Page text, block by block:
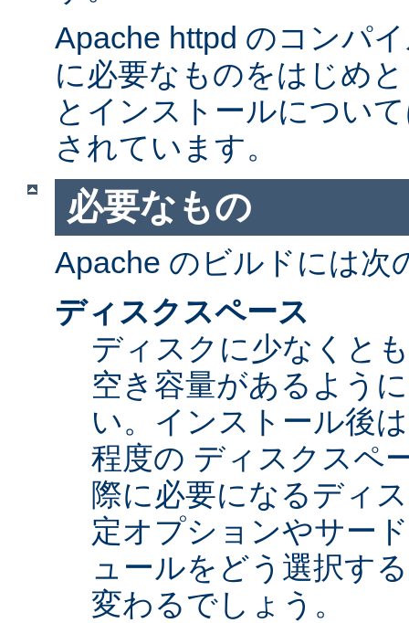
Apache httpd のコンパ
に必要なものをはじめ
とインストールについ
されています。
必要なもの
Apache のビルドには次
ディスクスペース
ディスクに少なくと
空き容量があるよう
い。インストール後
程度の ディスクスペ
際に必要になるディ
定オプションやサー
ュールをどう選択す
変わるでしょう。